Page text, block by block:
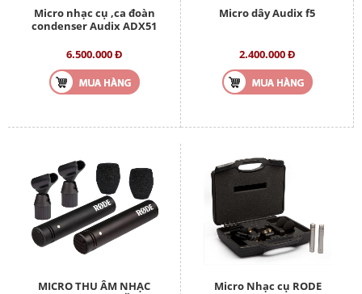
Micro nhạc cụ ,ca đoàn
condenser Audix ADX51
6.500.000 Đ
Micro dây Audix f5
2.400.000 Đ
MICRO THU ÂM NHẠC
Micro Nhạc cụ RODE